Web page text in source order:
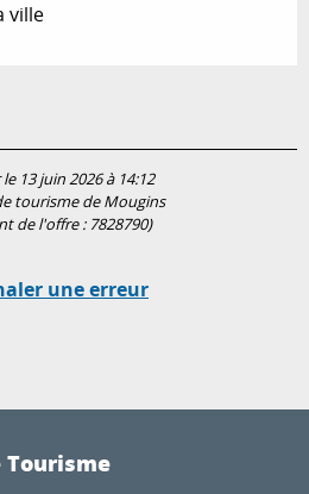
ville
13 juin 2026 à 14:12
tourisme de Mougins
de l'offre : 7828790)
une erreur
Tourisme